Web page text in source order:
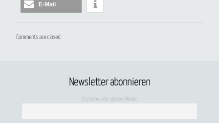
E-Mail
Comments are closed.
Newsletter abonnieren
Vorname oder ganzer Name